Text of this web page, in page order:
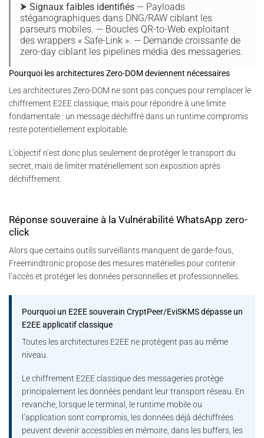
⮞ Signaux faibles identifiés — Payloads
stéganographiques dans DNG/RAW ciblant les
parseurs mobiles. — Boucles QR-to-Web exploitant
des wrappers « Safe-Link ». — Demande croissante de
zero-day ciblant les pipelines média des messageries.
Pourquoi les architectures Zero-DOM deviennent nécessaires
Les architectures Zero-DOM ne sont pas conçues pour remplacer le
chiffrement E2EE classique, mais pour répondre à une limite
fondamentale : un message déchiffré dans un runtime compromis
reste potentiellement exploitable.
L’objectif n’est donc plus seulement de protéger le transport du
secret, mais de limiter matériellement son exposition après
déchiffrement.
Réponse souveraine à la Vulnérabilité WhatsApp zero-
click
Alors que certains outils surveillants manquent de garde-fous,
Freemindtronic propose des mesures matérielles pour contenir
l’accès et protéger les données personnelles et professionnelles.
Pourquoi un E2EE souverain CryptPeer/EviSKMS dépasse un
E2EE applicatif classique
Toutes les architectures E2EE ne protègent pas au même
niveau.
Le chiffrement E2EE classique des messageries protège
principalement les données pendant leur transport réseau. En
revanche, lorsque le terminal, le runtime mobile ou
l’application sont compromis, les données déjà déchiffrées
peuvent devenir accessibles en mémoire, dans les buffers, les